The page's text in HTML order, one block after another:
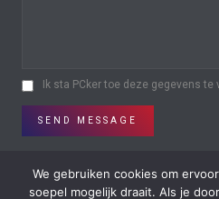
Ik sta PCker toe deze gegevens te
SEND MESSAGE
We gebruiken cookies om
soepel mogelijk draait. Als je